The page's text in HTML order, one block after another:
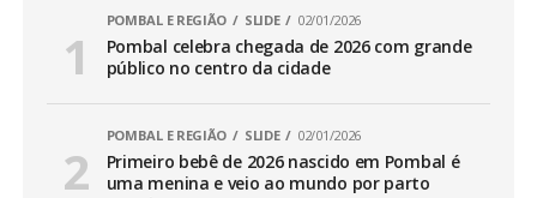
POMBAL E REGIÃO SLIDE 02/01/2026
Pombal celebra chegada de 2026 com grande
público no centro da cidade
POMBAL E REGIÃO SLIDE 02/01/2026
Primeiro bebê de 2026 nascido em Pombal é
uma menina e veio ao mundo por parto